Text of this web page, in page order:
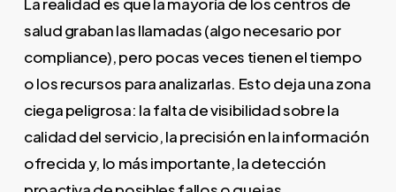
salud graban las llamadas (algo necesario por
compliance), pero pocas veces tienen el tiempo
o los recursos para analizarlas. Esto deja una zona
ciega peligrosa: la falta de visibilidad sobre la
calidad del servicio, la precisión en la información
ofrecida y, lo más importante, la detección